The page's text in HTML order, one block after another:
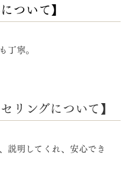
ついて】
丁寧。
リングについて】
説明してくれ、安心でき